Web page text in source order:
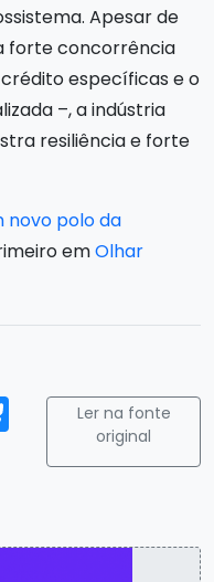
Apesar de
forte concorrência
específicas e o
–, a indústria
resiliência e forte
novo polo da
emOlhar
BlueskyLer na fonte
original